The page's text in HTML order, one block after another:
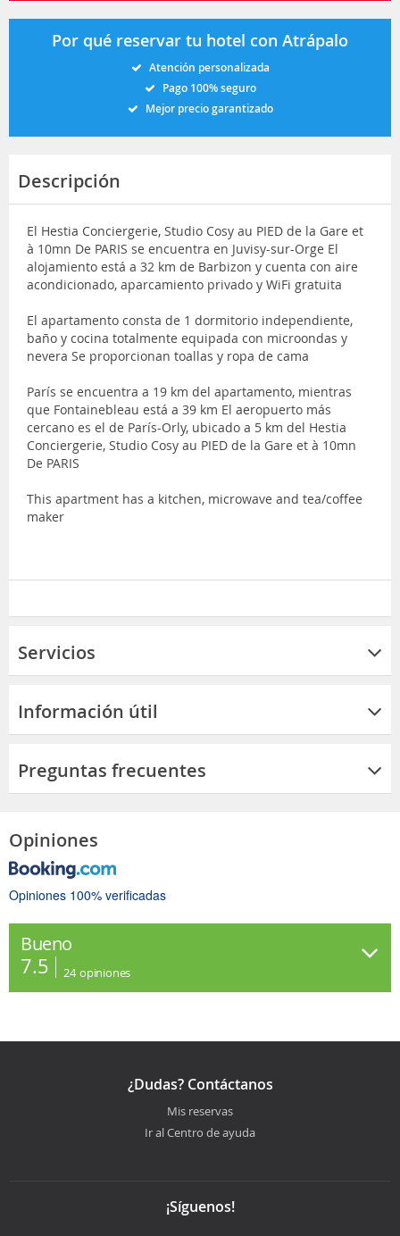
Por qué reservar tu hotel con Atrápalo
Atención personalizada
Pago 100% seguro
Mejor precio garantizado
Descripción
El Hestia Conciergerie, Studio Cosy au PIED de la Gare et
à 10mn De PARIS se encuentra en Juvisy-sur-Orge El
alojamiento está a 32 km de Barbizon y cuenta con aire
acondicionado, aparcamiento privado y WiFi gratuita
El apartamento consta de 1 dormitorio independiente,
baño y cocina totalmente equipada con microondas y
nevera Se proporcionan toallas y ropa de cama
París se encuentra a 19 km del apartamento, mientras
que Fontainebleau está a 39 km El aeropuerto más
cercano es el de París-Orly, ubicado a 5 km del Hestia
Conciergerie, Studio Cosy au PIED de la Gare et à 10mn
De PARIS
This apartment has a kitchen, microwave and tea/coffee
maker
Servicios
Información útil
Preguntas frecuentes
Opiniones
Opiniones 100% verificadas
Bueno
7.5 24 opiniones
¿Dudas? Contáctanos
Mis reservas
Ir al Centro de ayuda
¡Síguenos!